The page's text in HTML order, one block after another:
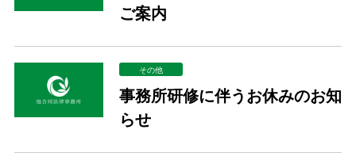
ご案内
その他
事務所研修に伴うお休みのお知
らせ